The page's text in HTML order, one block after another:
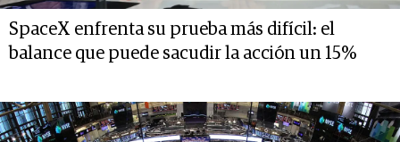
SpaceX enfrenta su prueba más difícil: el
balance que puede sacudir la acción un 15%